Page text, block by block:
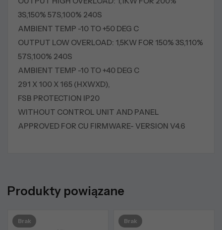
3S,150% 57S,100% 240S
AMBIENT TEMP -10 TO +50 DEG C
OUTPUT LOW OVERLOAD: 1,5KW FOR 150% 3S,110%
57S,100% 240S
AMBIENT TEMP -10 TO +40 DEG C
291 X 100 X 165 (HXWXD),
FSB PROTECTION IP20
WITHOUT CONTROL UNIT AND PANEL
APPROVED FOR CU FIRMWARE- VERSION V4.6
Produkty powiązane
Brak Brak